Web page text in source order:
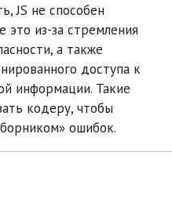
JS не способен
это из-за стремления
а также
доступа к
информации. Такие
кодеру, чтобы
ошибок.